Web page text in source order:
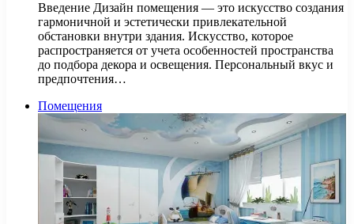
Введение Дизайн помещения — это искусство создания
гармоничной и эстетически привлекательной
обстановки внутри здания. Искусство, которое
распространяется от учета особенностей пространства
до подбора декора и освещения. Персональный вкус и
предпочтения…
Помещения